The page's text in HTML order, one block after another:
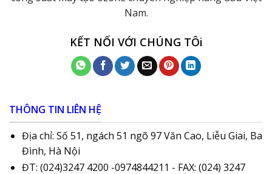
Nam.
KẾT NỐI VỚI CHÚNG TÔi
THÔNG TIN LIÊN HỆ
Địa chỉ: Số 51, ngách 51 ngõ 97 Văn Cao, Liễu Giai, Ba
Đình, Hà Nội
ĐT: (024)3247 4200 -0974844211 - FAX: (024) 3247